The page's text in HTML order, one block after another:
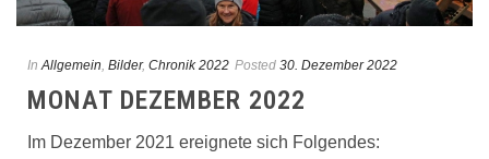
In Allgemein Bilder, Chronik 2022 Posted 30. Dezember 2022
MONAT DEZEMBER 2022
Im Dezember 2021 ereignete sich Folgendes: